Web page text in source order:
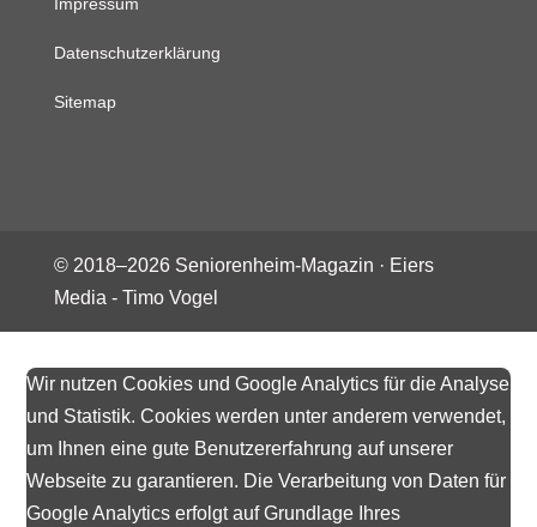
Impressum
Datenschutzerklärung
Sitemap
© 2018–2026Seniorenheim-Magazin · Eiers
Media - Timo Vogel
Wir nutzen Cookies und Google Analytics für die Analyse
und Statistik. Cookies werden unter anderem verwendet,
um Ihnen eine gute Benutzererfahrung auf unserer
Webseite zu garantieren. Die Verarbeitung von Daten für
Google Analytics erfolgt auf Grundlage Ihres